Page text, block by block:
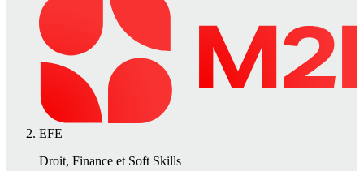
EFE
Droit, Finance et Soft Skills